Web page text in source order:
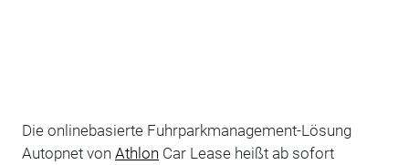
Die onlinebasierte Fuhrparkmanagement-Lösung
Autopnet von Athlon Car Lease heißt ab sofort